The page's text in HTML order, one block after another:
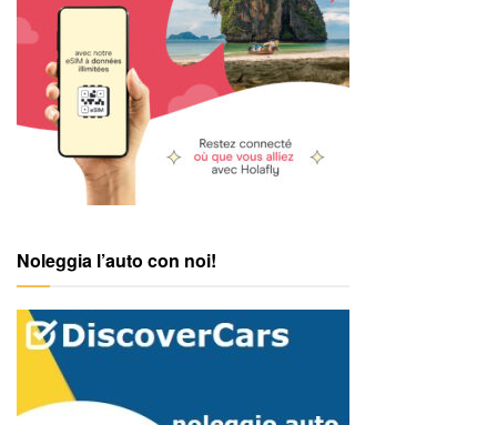
Noleggia l’auto con noi!